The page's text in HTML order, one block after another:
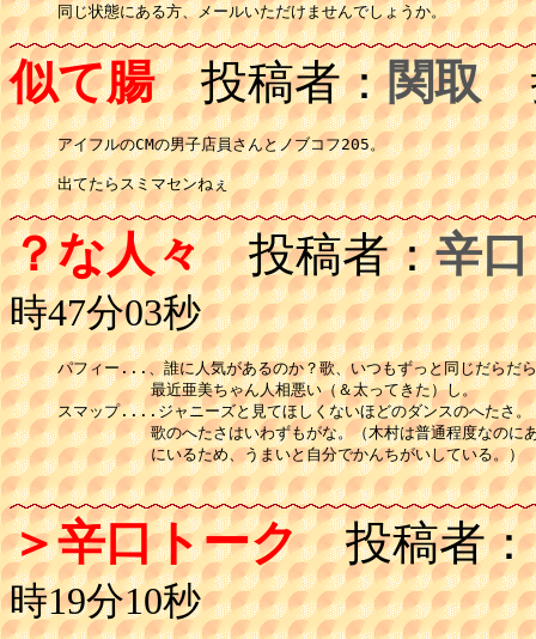
同じ状態にある方、メールいただけませんでしょうか。
似て腸投稿者：関取
アイフルのCMの男子店員さんとノブコフ205。
出てたらスミマセンねぇ
？な人々投稿者：辛
時47分03秒
パフィー...、誰に人気があるのか？歌、いつもずっと同じだらだ
最近亜美ちゃん人相悪い（＆太ってきた）し。
スマップ....ジャニーズと見てほしくないほどのダンスのへたさ。
歌のへたさはいわずもがな。（木村は普通程度なのにあ
にいるため、うまいと自分でかんちがいしている。）
＞辛口トーク投稿者：
時19分10秒